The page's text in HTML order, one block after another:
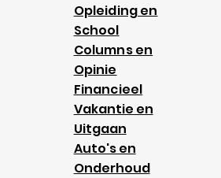
Opleiding en
School
Columns en
Opinie
Financieel
Vakantie en
Uitgaan
Auto's en
Onderhoud